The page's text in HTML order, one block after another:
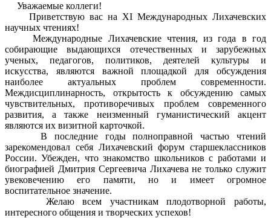
Уважаемые коллеги!
Приветствую вас на ХI Международных Лихачевских
научных чтениях!
Международные Лихачевские чтения, из года в год
собирающие выдающихся отечественных и зарубежных
ученых, педагогов, политиков, деятелей культуры и
искусства, являются важной площадкой для обсуждения
наиболее актуальных проблем современности.
Междисциплинарность, открытость к обсуждению самых
чувствительных, противоречивых проблем современного
развития, а также неизменный гуманистический акцент
являются их визитной карточкой.
В последние годы полноправной частью чтений
зарекомендовал себя Лихачевский форум старшеклассников
России. Убежден, что знакомство школьников с работами и
биографией Дмитрия Сергеевича Лихачева не только служит
увековечению его памяти, но и имеет огромное
воспитательное значение.
Желаю всем участникам плодотворной работы,
интересного общения и творческих успехов!